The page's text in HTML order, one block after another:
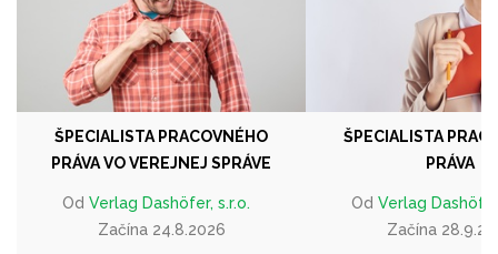
ŠPECIALISTA PRACOVNÉHO
PRÁVA VO VEREJNEJ SPRÁVE
Od Verlag Dashöfer, s.r.o.
Začína 24.8.2026
ŠPECIALISTA
PRÁVA
Od Verlag
Začína